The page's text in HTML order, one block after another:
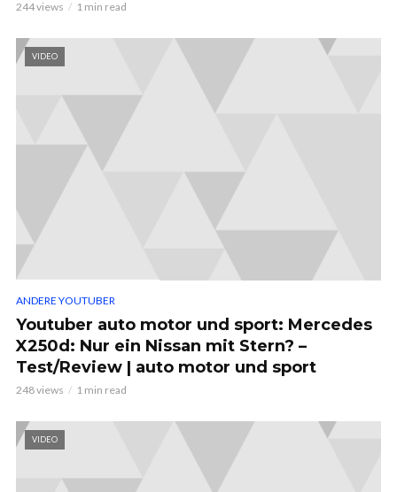
244 views 1 min read
VIDEO
ANDERE YOUTUBER
Youtuber auto motor und sport: Mercedes
X250d: Nur ein Nissan mit Stern? –
Test/Review | auto motor und sport
248 views 1 min read
VIDEO